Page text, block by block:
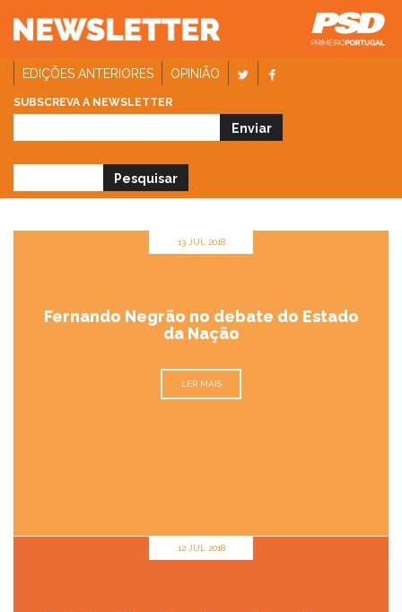
EDIÇÕES ANTERIORES OPINIÃO
SUBSCREVA A NEWSLETTER
13 JUL 2018
Fernando Negrão no debate do Estado
da Nação
LER MAIS
12 JUL 2018